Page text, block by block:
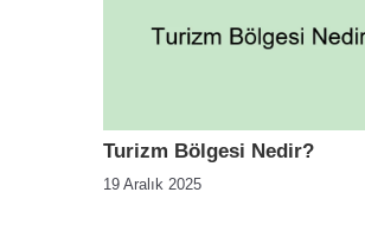
Turizm Bölgesi Nedir?
19 Aralık 2025